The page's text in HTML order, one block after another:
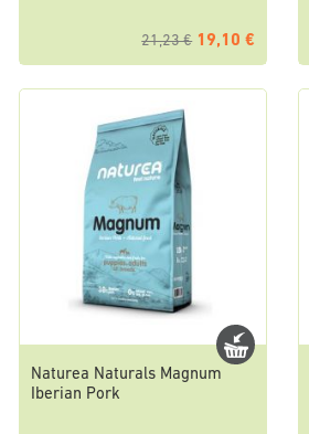
21,23 € 19,10 €
Naturea Naturals Magnum
Iberian Pork